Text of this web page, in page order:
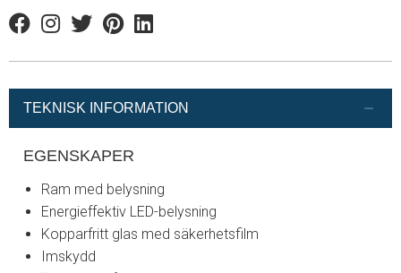
FacebookInstagram
TwitterPinterestLinkedin
TEKNISK INFORMATION
EGENSKAPER
Ram med belysning
Energieffektiv LED-belysning
Kopparfritt glas med säkerhetsfilm
Imskydd